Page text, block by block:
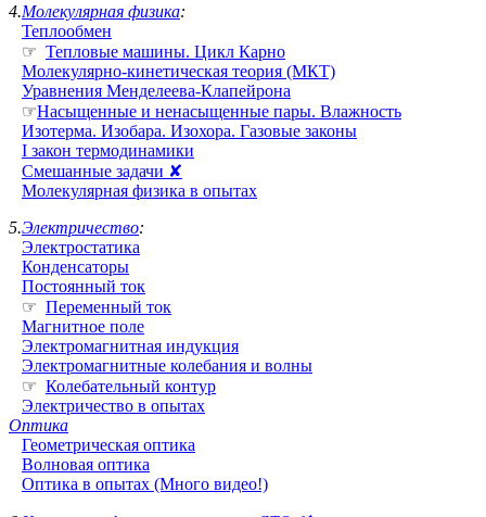
4.Молекулярная физика:
Теплообмен
☞ Тепловые машины. Цикл Карно
Молекулярно-кинетическая теория (МКТ)
Уравнения Менделеева-Клапейрона
☞Насыщенные и ненасыщенные пары. Влажность
Изотерма. Изобара. Изохора. Газовые законы
I закон термодинамики
Смешанные задачи ✘
Молекулярная физика в опытах
5.Электричество:
Электростатика
Конденсаторы
Постоянный ток
☞ Переменный ток
Магнитное поле
Электромагнитная индукция
Электромагнитные колебания и волны
☞ Колебательный контур
Электричество в опытах
Оптика
Геометрическая оптика
Волновая оптика
Оптика в опытах (Много видео!)